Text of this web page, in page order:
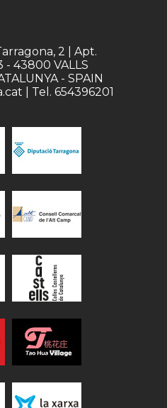
2 | Apt.
- 43800 VALLS
- SPAIN
| Tel. 654396201